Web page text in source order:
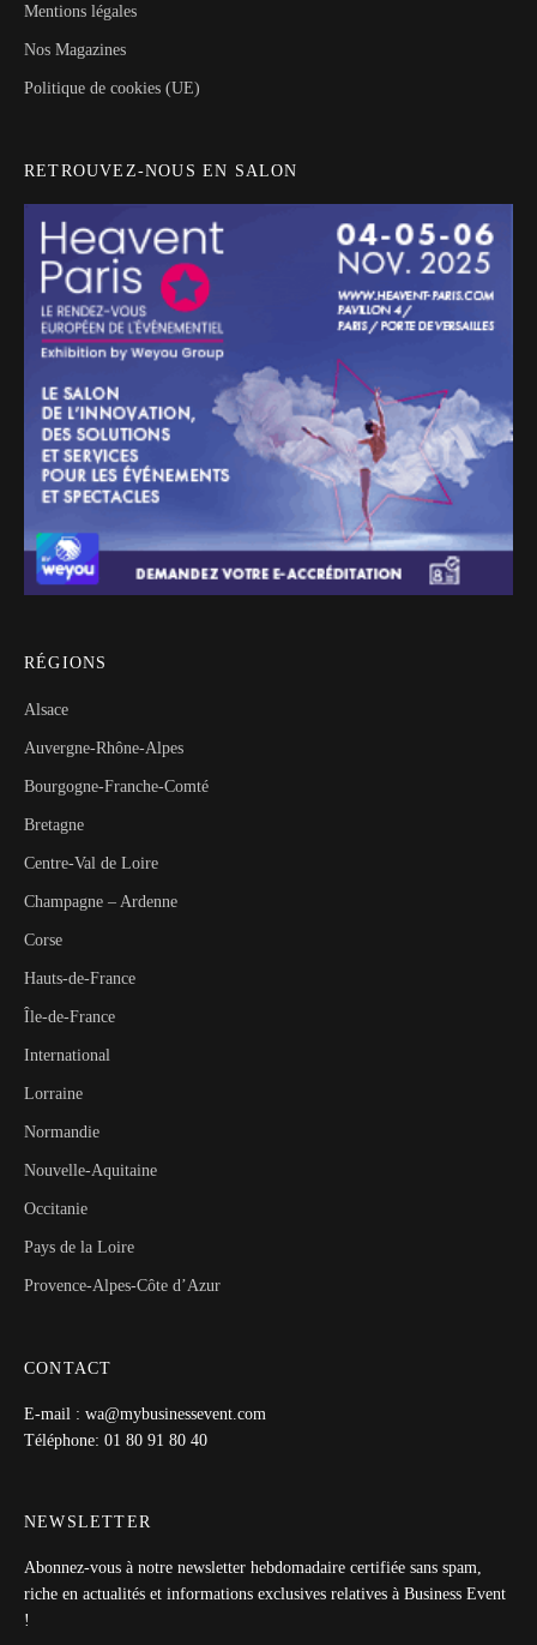
Mentions légales
Nos Magazines
Politique de cookies (UE)
RETROUVEZ-NOUS EN SALON
RÉGIONS
Alsace
Auvergne-Rhône-Alpes
Bourgogne-Franche-Comté
Bretagne
Centre-Val de Loire
Champagne – Ardenne
Corse
Hauts-de-France
Île-de-France
International
Lorraine
Normandie
Nouvelle-Aquitaine
Occitanie
Pays de la Loire
Provence-Alpes-Côte d’Azur
CONTACT
E-mail : wa@mybusinessevent.com
Téléphone: 01 80 91 80 40
NEWSLETTER
Abonnez-vous à notre newsletter hebdomadaire certifiée sans spam,
riche en actualités et informations exclusives relatives à Business Event
!